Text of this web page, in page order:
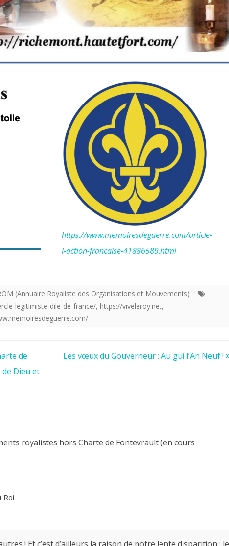
https://www.memoiresdeguerre.com/article-
l-action-francaise-41886589.html
(Annuaire Royaliste des Organisations et Mouvements)
legitimiste-dile-de-france/, https://viveleroy.net,
de
Dieu et
Les vœux du Gouverneur : Au gui l’An Neuf !
royalistes hors Charte de Fontevrault (en cours
Roi
! Et c’est d’ailleurs la raison de notre lente disparition : le